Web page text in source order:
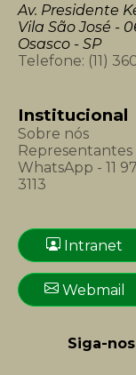
Av. Presidente
Vila São José -
Osasco - SP
Telefone: (11)
Institucional
Sobre nós
Representantes
WhatsApp - 11
3113
Intranet
Webmail
Siga-